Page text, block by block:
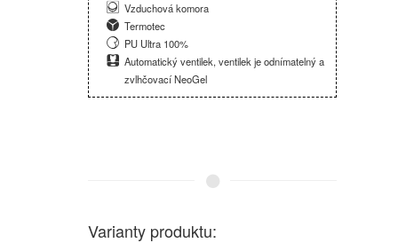
Vzduchová komora
Termotec
PU Ultra 100%
Automatický ventilek, ventilek je odnímatelný a
zvlhčovací NeoGel
Varianty produktu: